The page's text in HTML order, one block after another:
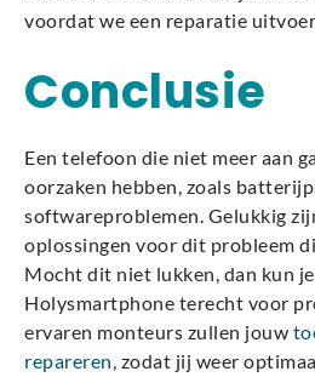
voordat we een reparatie
Conclusie
Een telefoon die niet meer aan
oorzaken hebben, zoals
softwareproblemen. Gelukkig
oplossingen voor dit probleem
Mocht dit niet lukken, dan kun
Holysmartphone terecht voor
ervaren monteurs zullen jouw
repareren, zodat jij weer